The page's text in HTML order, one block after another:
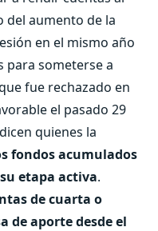
del aumento de la
en el mismo año
para someterse a
fue rechazado en
el pasado 29
quienes la
fondos acumulados
etapa activa.
de cuarta o
de aporte desde el